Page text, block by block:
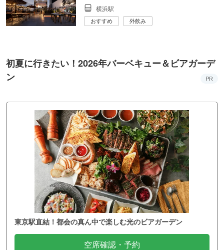
横浜駅
おすすめ 外飲み
初夏に行きたい！2026年バーベキュー＆ビアガーデ
ン
PR
東京駅直結！都会の真ん中で楽しむ光のビアガーデン
空席確認・予約